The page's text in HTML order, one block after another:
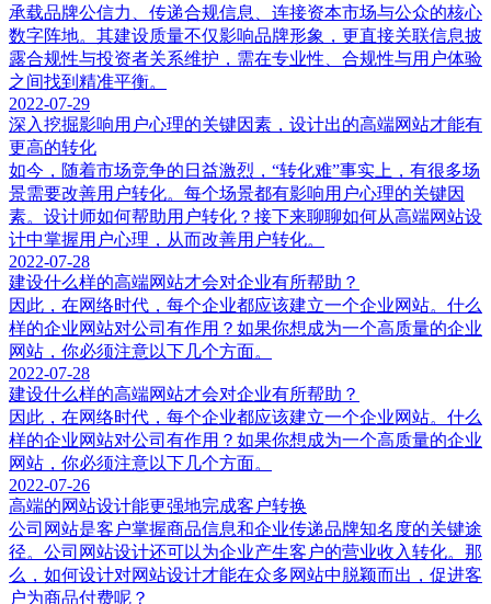
承载品牌公信力、传递合规信息、连接资本市场与公众的核心
数字阵地。其建设质量不仅影响品牌形象，更直接关联信息披
露合规性与投资者关系维护，需在专业性、合规性与用户体验
之间找到精准平衡。
2022-07-29
深入挖掘影响用户心理的关键因素，设计出的高端网站才能有
更高的转化
如今，随着市场竞争的日益激烈，“转化难”事实上，有很多场
景需要改善用户转化。每个场景都有影响用户心理的关键因
素。设计师如何帮助用户转化？接下来聊聊如何从高端网站设
计中掌握用户心理，从而改善用户转化。
2022-07-28
建设什么样的高端网站才会对企业有所帮助？
因此，在网络时代，每个企业都应该建立一个企业网站。什么
样的企业网站对公司有作用？如果你想成为一个高质量的企业
网站，你必须注意以下几个方面。
2022-07-28
建设什么样的高端网站才会对企业有所帮助？
因此，在网络时代，每个企业都应该建立一个企业网站。什么
样的企业网站对公司有作用？如果你想成为一个高质量的企业
网站，你必须注意以下几个方面。
2022-07-26
高端的网站设计能更强地完成客户转换
公司网站是客户掌握商品信息和企业传递品牌知名度的关键途
径。公司网站设计还可以为企业产生客户的营业收入转化。那
么，如何设计对网站设计才能在众多网站中脱颖而出，促进客
户为商品付费呢？